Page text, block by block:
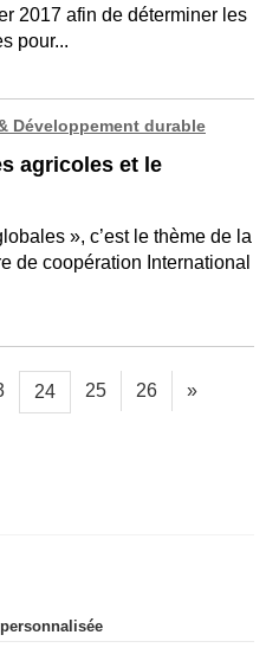
2017 afin de déterminer les
pour...
Développement durable
agricoles et le
», c’est le thème de la
de coopération International
24 25 26 »